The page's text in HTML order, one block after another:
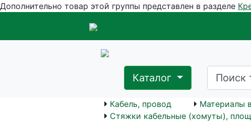
Дополнительно товар этой группы представлен в разделе
Каталог
Кабель, провод
Материалы
Стяжки кабельные (хомуты),